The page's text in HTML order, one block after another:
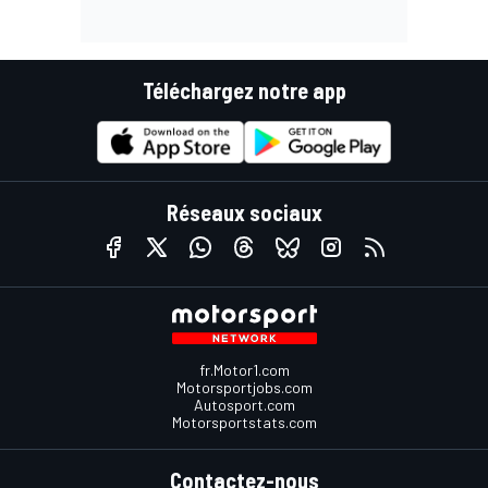
Téléchargez notre app
Réseaux sociaux
fr.Motor1.com
Motorsportjobs.com
Autosport.com
Motorsportstats.com
Contactez-nous